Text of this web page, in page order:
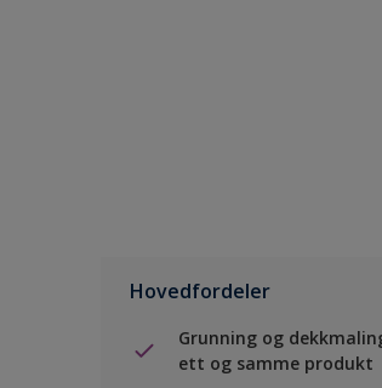
Hovedfordeler
Grunning og
ett og samme produkt